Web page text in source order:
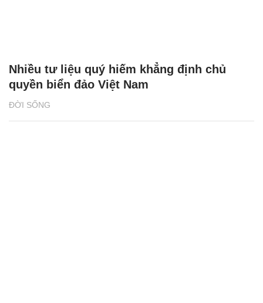
ĐỜI SỐNG
Nhiều tư liệu quý hiếm khẳng định chủ
quyền biển đảo Việt Nam